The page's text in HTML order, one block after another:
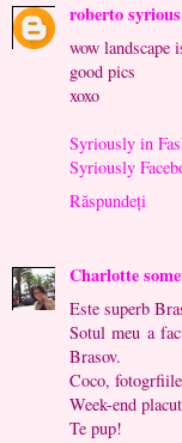
roberto syrious
wow landscape
good pics
xoxo
Syriously in
Syriously
Răspundeți
Charlotte
Este superb
Sotul meu a
Brasov.
Coco,
Week-end
Te pup!